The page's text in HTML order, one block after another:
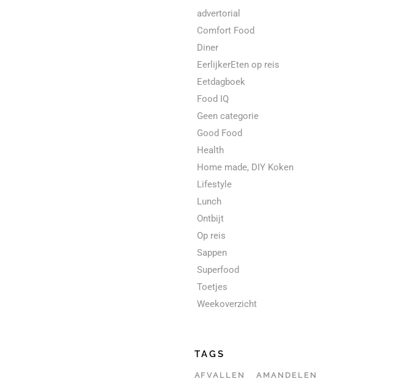
advertorial
Comfort Food
Diner
EerlijkerEten op reis
Eetdagboek
Food IQ
Geen categorie
Good Food
Health
Home made, DIY Koken
Lifestyle
Lunch
Ontbijt
Op reis
Sappen
Superfood
Toetjes
Weekoverzicht
TAGS
AFVALLEN AMANDELEN